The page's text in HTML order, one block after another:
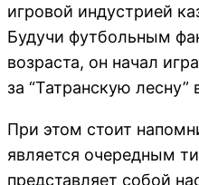
игровой индустрией
Будучи футбольным
возраста, он начал
за “Татранскую лесну”
При этом стоит
является очередным
представляет собой